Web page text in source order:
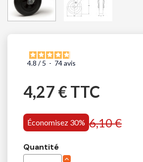
4.8 / 5 - 74avis
4,27 € TTC
Économisez 30% 6,10 €
Quantité